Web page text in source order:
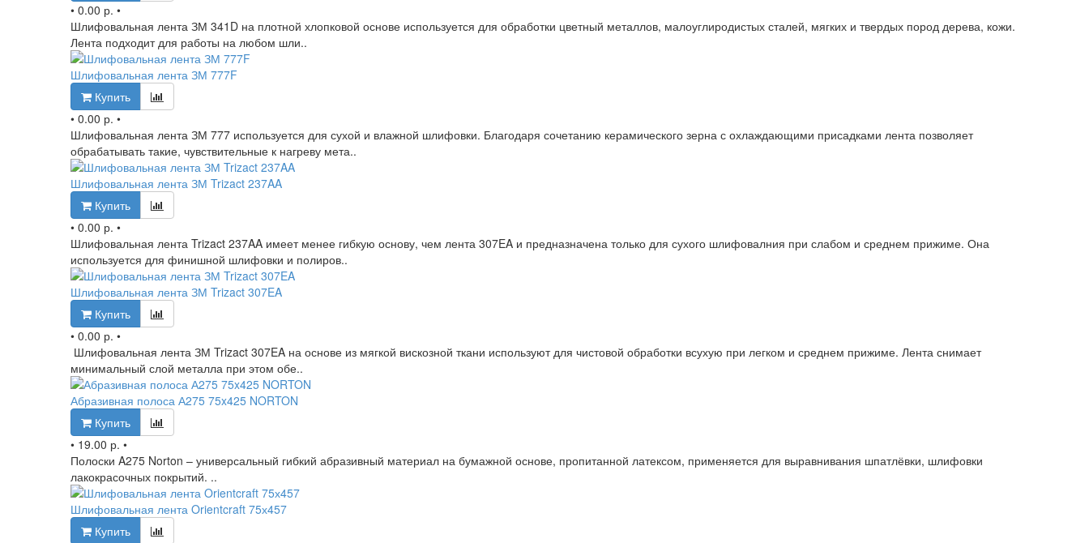
• 0.00 р. •
Шлифовальная лента ЗМ 341D на плотной хлопковой основе используется для обработки цветный металлов, малоуглиродистых сталей, мягких и твердых пород дерева, кожи.
Лента подходит для работы на любом шли..
Шлифовальная лента ЗМ 777F
Купить
• 0.00 р. •
Шлифовальная лента ЗМ 777 используется для сухой и влажной шлифовки. Благодаря сочетанию керамического зерна с охлаждающими присадками лента позволяет
обрабатывать такие, чувствительные к нагреву мета..
Шлифовальная лента ЗМ Trizact 237AA
Купить
• 0.00 р. •
Шлифовальная лента Trizact 237AA имеет менее гибкую основу, чем лента 307EA и предназначена только для сухого шлифовалния при слабом и среднем прижиме. Она
используется для финишной шлифовки и полиров..
Шлифовальная лента ЗМ Trizact 307EA
Купить
• 0.00 р. •
Шлифовальная лента ЗМ Trizact 307EA на основе из мягкой вискозной ткани используют для чистовой обработки всухую при легком и среднем прижиме. Лента снимает
минимальный слой металла при этом обе..
Абразивная полоса А275 75x425 NORTON
Купить
• 19.00 р. •
Полоски A275 Norton – универсальный гибкий абразивный материал на бумажной основе, пропитанной латексом, применяется для выравнивания шпатлёвки, шлифовки
лакокрасочных покрытий. ..
Шлифовальная лента Orientcraft 75х457
Купить